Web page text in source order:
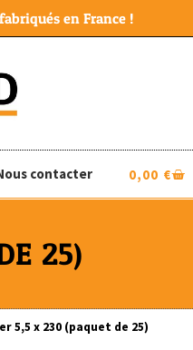
en France !
contacter 0,00 €
25)
5,5 x 230 (paquet de 25)